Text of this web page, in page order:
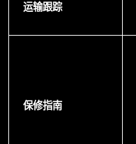
运输跟踪
保修指南